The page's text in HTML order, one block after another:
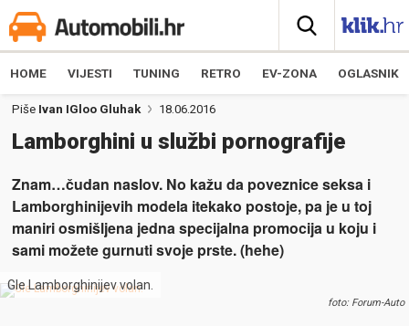
HOME VIJESTI TUNING RETRO EV-ZONA OGLASNIK
Piše Ivan IGloo Gluhak 18.06.2016
Lamborghini u službi pornografije
Znam…čudan naslov. No kažu da poveznice seksa i
Lamborghinijevih modela itekako postoje, pa je u toj
maniri osmišljena jedna specijalna promocija u koju i
sami možete gurnuti svoje prste. (hehe)
Gle Lamborghinijev volan.
foto: Forum-Auto